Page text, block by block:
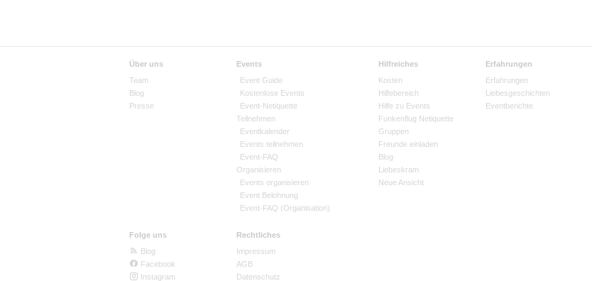
Über uns
Team
Blog
Presse
Events
Event Guide
Kostenlose Events
Event-Netiquette
Teilnehmen
Eventkalender
Events teilnehmen
Event-FAQ
Organisieren
Events organisieren
Event Belohnung
Event-FAQ (Organisation)
Hilfreiches
Kosten
Hilfebereich
Hilfe zu Events
Funkenflug Netiquette
Gruppen
Freunde einladen
Blog
Liebeskram
Neue Ansicht
Erfahrungen
Erfahrungen
Liebesgeschichten
Eventberichte
Folge uns
Blog
Facebook
Instagram
Rechtliches
Impressum
AGB
Datenschutz